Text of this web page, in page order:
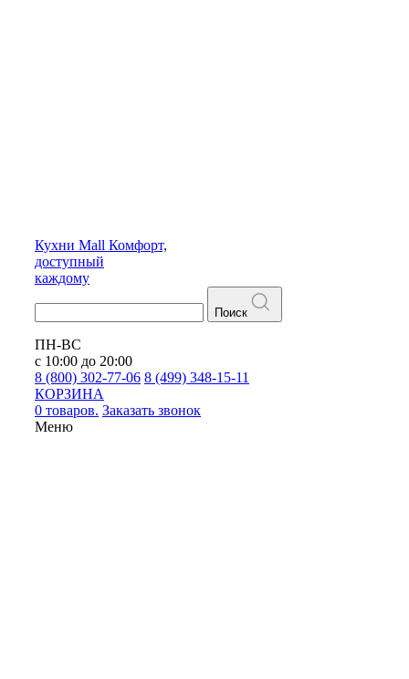
Кухни Mall Комфорт,
доступный
каждому
Поиск
ПН-ВС
с 10:00 до 20:00
8 (800) 302-77-06 8 (499) 348-15-11
КОРЗИНА
0 товаров. Заказать звонок
Меню